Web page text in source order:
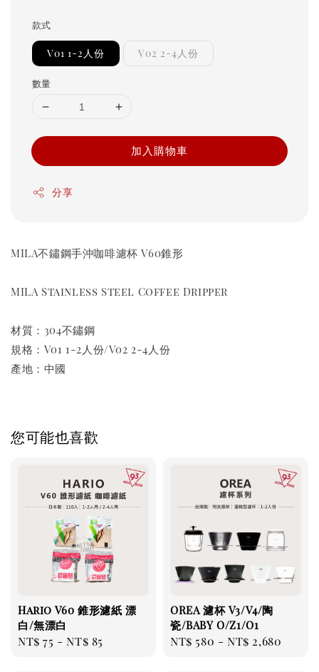
款式
V01 1-2人份 V02 2-4人份
數量
加入購物車
分享
MILA不鏽鋼手沖咖啡濾杯 V60錐形
MILA Stainless Steel Coffee Dripper
材質：304不鏽鋼
規格：V01 1-2人份/V02 2-4人份
產地：中國
您可能也喜歡
Hario V60 錐形濾紙 漂
白/無漂白
Regular
NT$ 75 -NT$ 85
OREA 濾杯 V3/V4/陶
瓷/BABY O/Z1/O1
Regular
NT$ 580 -NT$ 2,680